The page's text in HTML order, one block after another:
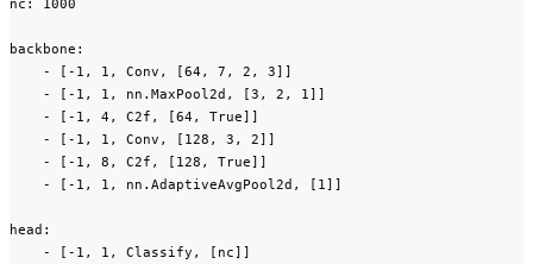
nc: 1000
backbone:
    - [-1, 1, Conv, [64, 7, 2, 3]]
    - [-1, 1, nn.MaxPool2d, [3, 2, 1]]
    - [-1, 4, C2f, [64, True]]
    - [-1, 1, Conv, [128, 3, 2]]
    - [-1, 8, C2f, [128, True]]
    - [-1, 1, nn.AdaptiveAvgPool2d, [1]]
head:
    - [-1, 1, Classify, [nc]]